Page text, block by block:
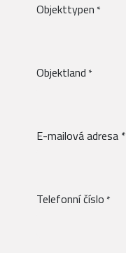
Objekttypen *
Objektland *
E-mailová adresa *
Telefonní číslo *